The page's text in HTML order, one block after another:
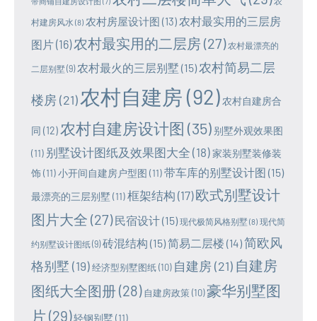
村建房风水 (8) 农村房屋设计图 (13) 农村最实用的三层房
图片(16)农村最实用的二层房 (27) 农村最漂亮的
二层别墅(9) 农村最火的三层别墅 (15)农村简易二层
楼房(21)农村自建房 (92)农村自建房合
同 (12)农村自建房设计图 (35) 别墅外观效果图
(11) 别墅设计图纸及效果图大全 (18)家装别墅装修装
饰(11)小开间自建房户型图 (11)带车库的别墅设计图 (15)
最漂亮的三层别墅 (11)框架结构 (17) 欧式别墅设计
图片大全 (27) 民宿设计(15) 现代极简风格别墅(8) 现代简
约别墅设计图纸(9) 砖混结构 (15)简易二层楼 (14)简欧风
格别墅 (19)经济型别墅图纸(10) 自建房(21) 自建房
图纸大全图册 (28) 自建房政策(10)豪华别墅图
片 (29)轻钢别墅 (11)